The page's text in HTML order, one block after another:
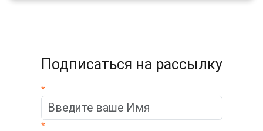
Подписаться на рассылку
*
*